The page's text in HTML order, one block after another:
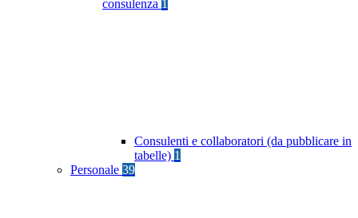
consulenza 1
Consulenti e collaboratori (da pubblicare in
tabelle) 1
Personale 39